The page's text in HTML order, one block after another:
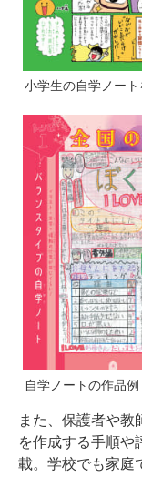
小学生の自学ノー
自学ノートの作品例
また、保護者や教
を作成する手順や
載。学校でも家庭